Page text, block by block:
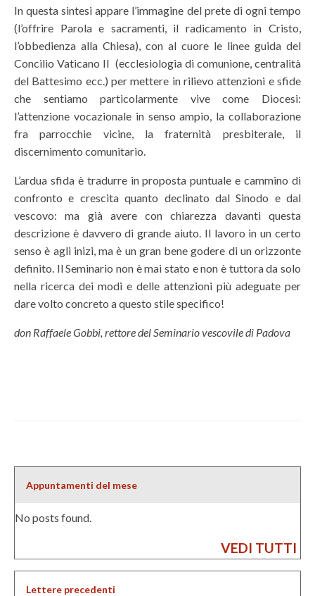
In questa sintesi appare l’immagine del prete di ogni tempo
(l’offrire Parola e sacramenti, il radicamento in Cristo,
l’obbedienza alla Chiesa), con al cuore le linee guida del
Concilio Vaticano II (ecclesiologia di comunione, centralità
del Battesimo ecc.) per mettere in rilievo attenzioni e sfide
che sentiamo particolarmente vive come Diocesi:
l’attenzione vocazionale in senso ampio, la collaborazione
fra parrocchie vicine, la fraternità presbiterale, il
discernimento comunitario.
L’ardua sfida è tradurre in proposta puntuale e cammino di
confronto e crescita quanto declinato dal Sinodo e dal
vescovo: ma già avere con chiarezza davanti questa
descrizione è davvero di grande aiuto. Il lavoro in un certo
senso è agli inizi, ma è un gran bene godere di un orizzonte
definito. Il Seminario non è mai stato e non è tuttora da solo
nella ricerca dei modi e delle attenzioni più adeguate per
dare volto concreto a questo stile specifico!
don Raffaele Gobbi, rettore del Seminario vescovile di Padova
Appuntamenti del mese
No posts found.
VEDI TUTTI
Lettere precedenti